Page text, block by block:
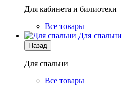
Для кабинета и билиотеки
Все товары
Для спальни
Назад
Для спальни
Все товары